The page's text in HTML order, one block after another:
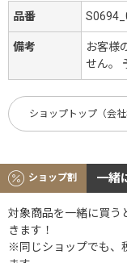
品番
備考
お客様
せん。
ショップトップ（会社
ショップ割 一緒
対象商品を一緒に買う
きます！
※同じショップでも、